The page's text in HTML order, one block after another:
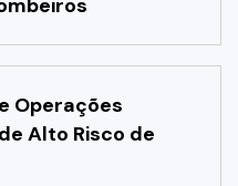
Operações
Alto Risco de